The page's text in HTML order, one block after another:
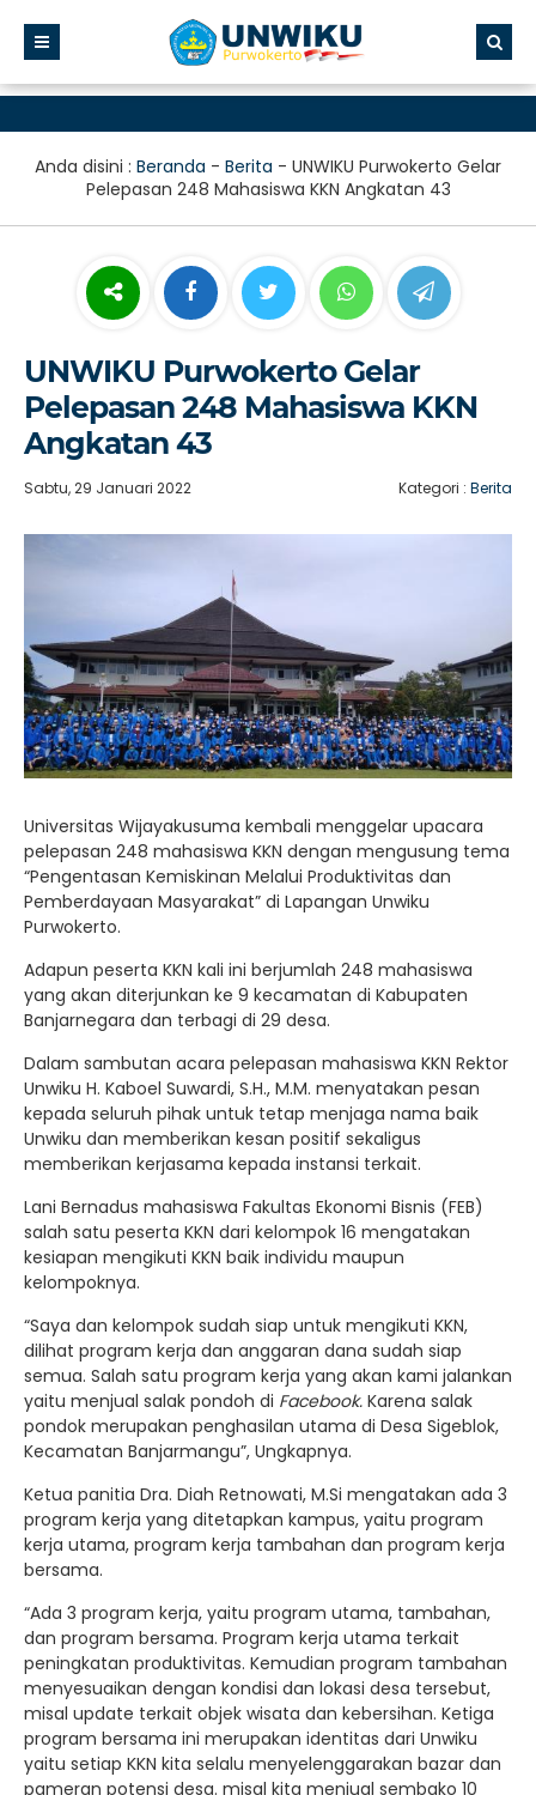
Anda disini : Beranda - Berita - UNWIKU Purwokerto Gelar
Pelepasan 248 Mahasiswa KKN Angkatan 43
UNWIKU Purwokerto Gelar
Pelepasan 248 Mahasiswa KKN
Angkatan 43
Sabtu, 29 Januari 2022 Kategori : Berita
Universitas Wijayakusuma kembali menggelar upacara
pelepasan 248 mahasiswa KKN dengan mengusung tema
“Pengentasan Kemiskinan Melalui Produktivitas dan
Pemberdayaan Masyarakat” di Lapangan Unwiku
Purwokerto.
Adapun peserta KKN kali ini berjumlah 248 mahasiswa
yang akan diterjunkan ke 9 kecamatan di Kabupaten
Banjarnegara dan terbagi di 29 desa.
Dalam sambutan acara pelepasan mahasiswa KKN Rektor
Unwiku H. Kaboel Suwardi, S.H., M.M. menyatakan pesan
kepada seluruh pihak untuk tetap menjaga nama baik
Unwiku dan memberikan kesan positif sekaligus
memberikan kerjasama kepada instansi terkait.
Lani Bernadus mahasiswa Fakultas Ekonomi Bisnis (FEB)
salah satu peserta KKN dari kelompok 16 mengatakan
kesiapan mengikuti KKN baik individu maupun
kelompoknya.
“Saya dan kelompok sudah siap untuk mengikuti KKN,
dilihat program kerja dan anggaran dana sudah siap
semua. Salah satu program kerja yang akan kami jalankan
yaitu menjual salak pondoh di Facebook. Karena salak
pondok merupakan penghasilan utama di Desa Sigeblok,
Kecamatan Banjarmangu”, Ungkapnya.
Ketua panitia Dra. Diah Retnowati, M.Si mengatakan ada 3
program kerja yang ditetapkan kampus, yaitu program
kerja utama, program kerja tambahan dan program kerja
bersama.
“Ada 3 program kerja, yaitu program utama, tambahan,
dan program bersama. Program kerja utama terkait
peningkatan produktivitas. Kemudian program tambahan
menyesuaikan dengan kondisi dan lokasi desa tersebut,
misal update terkait objek wisata dan kebersihan. Ketiga
program bersama ini merupakan identitas dari Unwiku
yaitu setiap KKN kita selalu menyelenggarakan bazar dan
pameran potensi desa. misal kita menjual sembako 10